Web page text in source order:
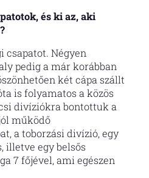
és ki az, aki
csapatot. Négyen
pedig a már korábban
két cápa szállt
is folyamatos a közös
divíziókra bontottuk a
működő
a toborzási divízió, egy
illetve egy belsős
7 főjével, ami egészen